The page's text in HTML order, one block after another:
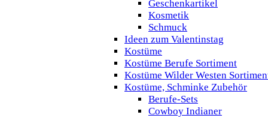
Geschenkartikel
Kosmetik
Schmuck
Ideen zum Valentinstag
Kostüme
Kostüme Berufe Sortiment
Kostüme Wilder Westen
Kostüme, Schminke Zubehör
Berufe-Sets
Cowboy Indianer